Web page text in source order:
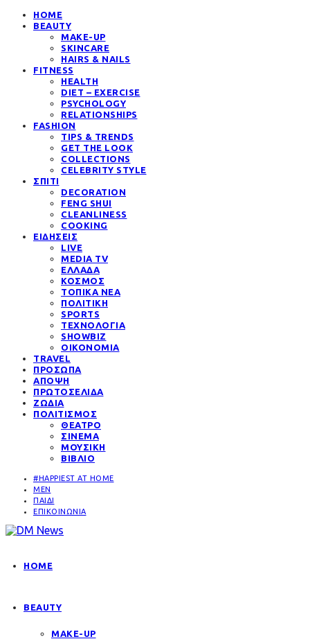
HOME
BEAUTY
MAKE-UP
SKINCARE
HAIRS & NAILS
FITNESS
HEALTH
DIET – EXERCISE
PSYCHOLOGY
RELATIONSHIPS
FASHION
TIPS & TRENDS
GET THE LOOK
COLLECTIONS
CELEBRITY STYLE
ΣΠΙΤΙ
DECORATION
FENG SHUI
CLEANLINESS
COOKING
ΕΙΔΗΣΕΙΣ
LIVE
MEDIA TV
ΕΛΛΑΔΑ
ΚΟΣΜΟΣ
ΤΟΠΙΚΑ ΝΕΑ
ΠΟΛΙΤΙΚΗ
SPORTS
ΤΕΧΝΟΛΟΓΙΑ
SHOWBIZ
ΟΙΚΟΝΟΜΙΑ
TRAVEL
ΠΡΟΣΩΠΑ
ΑΠΟΨΗ
ΠΡΩΤΟΣΕΛΙΔΑ
ΖΩΔΙΑ
ΠΟΛΙΤΙΣΜΟΣ
ΘΕΑΤΡΟ
ΣΙΝΕΜΑ
ΜΟΥΣΙΚΗ
ΒΙΒΛΙΟ
#HAPPIEST AT HOME
MEN
ΠΑΙΔΙ
ΕΠΙΚΟΙΝΩΝΙΑ
HOME
BEAUTY
MAKE-UP